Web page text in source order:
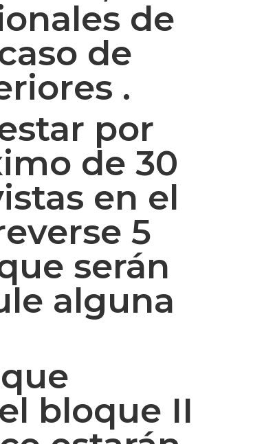
de
de
.
por
de 30
en el
5
serán
alguna
bloque II